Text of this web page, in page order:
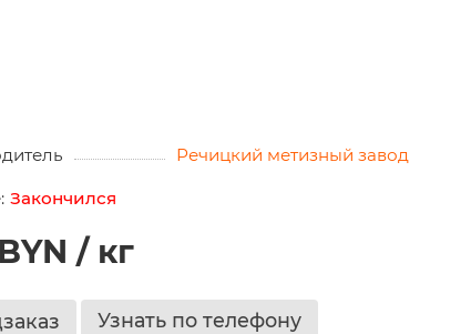
Речицкий метизный завод
Закончился
/ кг
Узнать по телефону